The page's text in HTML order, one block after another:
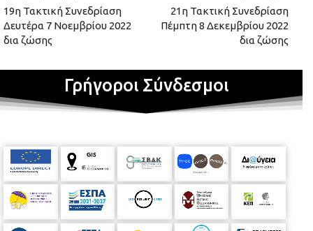
19η Τακτική Συνεδρίαση
Δευτέρα 7 Noεμβρίου 2022
δια ζώσης
21η Τακτική Συνεδρίαση
Πέμπτη 8 Δεκεμβρίου 2022
δια ζώσης
Γρήγοροι Σύνδεσμοι